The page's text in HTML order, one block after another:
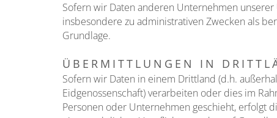
Sofern wir Daten anderen Unternehmen
insbesondere zu administrativen Zwecken als
Grundlage.
ÜBERMITTLUNGEN IN
Sofern wir Daten in einem Drittland (d.h.
Eidgenossenschaft) verarbeiten oder dies im
Personen oder Unternehmen geschieht, erfolgt